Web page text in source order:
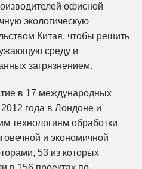
офисной
экологическую
Китая, чтобы решить
среду и
загрязнением.
в 17 международных
года в Лондоне и
технологиям обработки
и экономичной
53 из которых